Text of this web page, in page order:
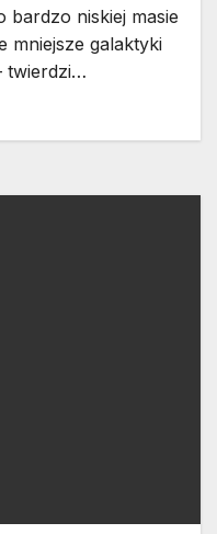
bardzo niskiej masie
mniejsze galaktyki
twierdzi…